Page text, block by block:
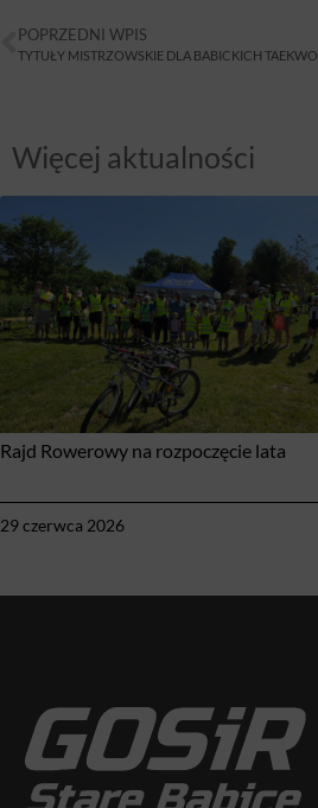
POPRZEDNI WPIS
TYTUŁY MISTRZOWSKIE DLA BABICKICH
Więcej aktualności
Rajd Rowerowy na rozpoczęcie lata
29 czerwca 2026